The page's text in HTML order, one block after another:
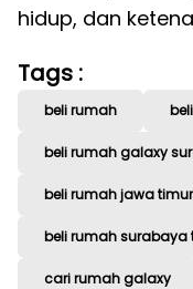
hidup, dan
Tags :
beli rumah
beli rumah galaxy
beli rumah jawa timur
beli rumah surabaya
cari rumah galaxy